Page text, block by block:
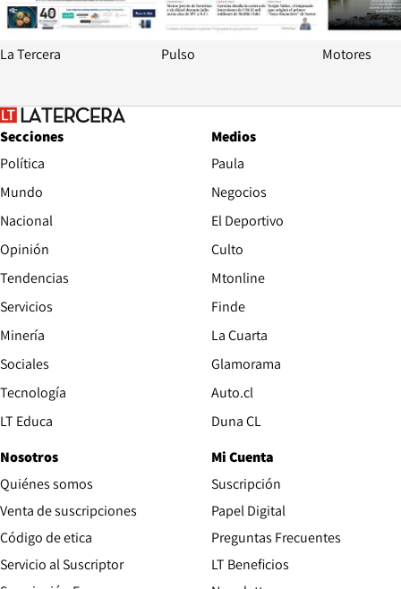
La Tercera Pulso Motores
Secciones
Política
Mundo
Nacional
Opinión
Tendencias
Servicios
Minería
Sociales
Tecnología
LT Educa
Medios
Paula
Negocios
El Deportivo
Culto
Mtonline
Finde
La Cuarta
Glamorama
Auto.clOpens in new window
Duna CLOpens in new window
Nosotros
Quiénes somos
Venta de suscripciones
Código de etica Opens in new window
Servicio al Suscriptor
Mi Cuenta
Suscripción
Papel DigitalOpens in new
Preguntas Frecuentes
LT Beneficios